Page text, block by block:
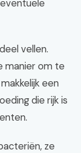
vellen.
manier om te
een
die rijk is
ze